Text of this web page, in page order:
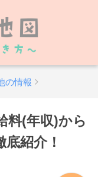
の情報
料(年収)から
紹介！